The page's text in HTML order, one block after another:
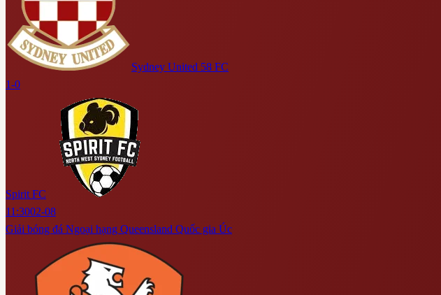
Sydney United 58 FC
1-0
Spirit FC
11:3002-08
Giải bóng đá Ngoại hạng Queensland Quốc gia Úc